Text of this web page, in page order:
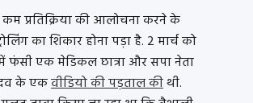
प्रतिक्रिया की आलोचना करने के
का शिकार होना पड़ा है. 2 मार्च को
फंसी एक मेडिकल छात्रा और सपा नेता
के एकवीडियो की पड़ताल कीथी.